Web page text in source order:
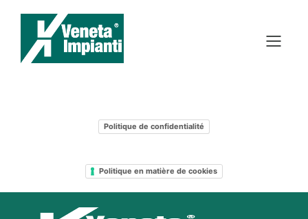
Politique de confidentialité
Politique en matière de cookies